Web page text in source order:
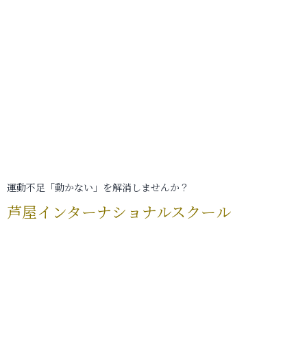
運動不足「動かない」を解消しませんか？
芦屋インターナショナルスクール